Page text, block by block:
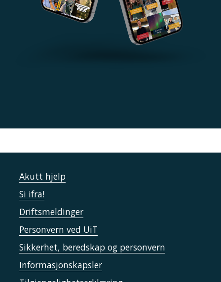
Akutt hjelp
Si ifra!
Driftsmeldinger
Personvern ved UiT
Sikkerhet, beredskap og personvern
Informasjonskapsler